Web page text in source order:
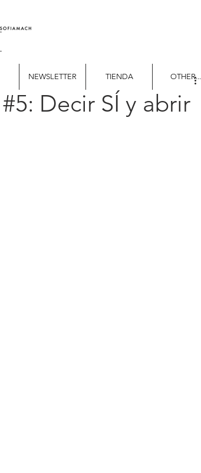
NEWSLETTER TIENDA OTHER...
Decir SÍ y abrir